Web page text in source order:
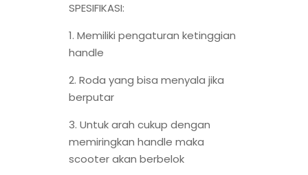
SPESIFIKASI:
1. Memiliki pengaturan ketinggian
handle
2. Roda yang bisa menyala jika
berputar
3. Untuk arah cukup dengan
memiringkan handle maka
scooter akan berbelok